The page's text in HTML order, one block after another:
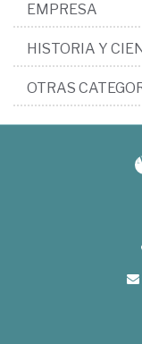
EMPRESA
HISTORIA Y
OTRAS